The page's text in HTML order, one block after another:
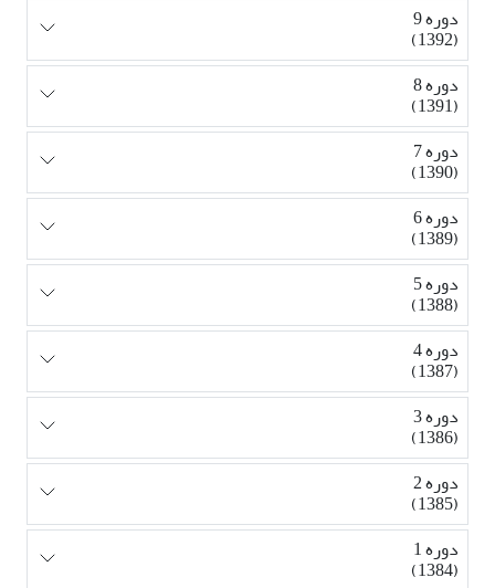
دوره 9
(1392)
دوره 8
(1391)
دوره 7
(1390)
دوره 6
(1389)
دوره 5
(1388)
دوره 4
(1387)
دوره 3
(1386)
دوره 2
(1385)
دوره 1
(1384)